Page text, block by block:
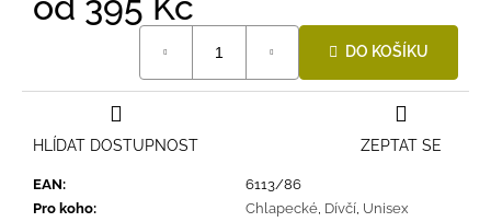
DO KOŠÍKU
EAN:
6113/86
Pro koho: Chlapecké Dívčí Unisex
ZEPTAT SE
HLÍDAT DOSTUPNOST